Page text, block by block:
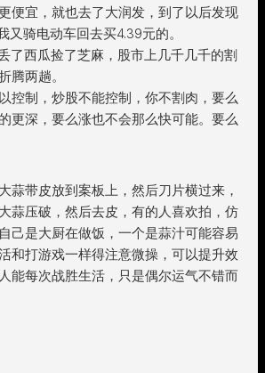
便宜，就也去了大润发，到了以后发现
又骑电动车回去买4.39元的。
了西瓜捡了芝麻，股市上几千几千的割
腾两趟。
控制，炒股不能控制，你不割肉，要么
更深，要么涨也不会那么快可能。要么
蒜带皮放到案板上，然后刀片横过来，
蒜压破，然后去皮，有的人喜欢拍，仿
己是大厨在做饭，一个是蒜汁可能容易
和打游戏一样得注意微操，可以提升效
能每次战胜生活，只是偶尔运气不错而